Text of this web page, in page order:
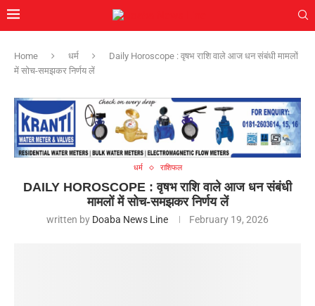
Home धर्म
Daily Horoscope : वृषभ राशि वाले आज धन संबंधी मामलों
में सोच-समझकर निर्णय लें
धर्म राशिफल
DAILY HOROSCOPE : वृषभ राशि वाले आज धन संबंधी
मामलों में सोच-समझकर निर्णय लें
written by Doaba News Line February 19, 2026